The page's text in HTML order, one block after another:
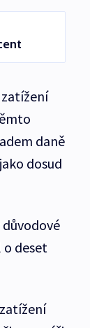
zatížení
daně
dosud
deset